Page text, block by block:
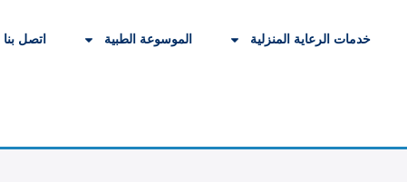
خدمات الرعاية المنزلية الموسوعة الطبية اتصل بنا